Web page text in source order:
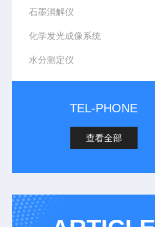
石墨消解仪
化学发光成像系统
水分测定仪
TEL-PHONE
查看全部